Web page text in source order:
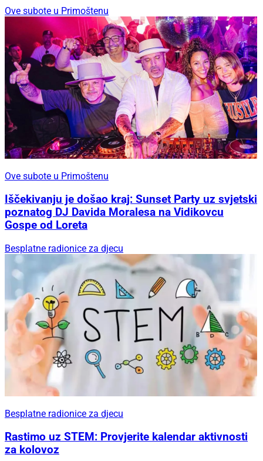
Ove subote u Primoštenu
Ove subote u Primoštenu
Iščekivanju je došao kraj: Sunset Party uz svjetski
poznatog DJ Davida Moralesa na Vidikovcu
Gospe od Loreta
Besplatne radionice za djecu
Besplatne radionice za djecu
Rastimo uz STEM: Provjerite kalendar aktivnosti
za kolovoz